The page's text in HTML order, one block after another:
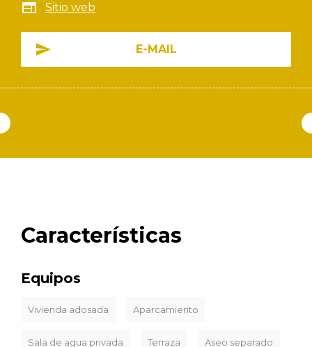
Sitio web
E-MAIL
Características
Equipos
Vivienda adosada Aparcamiento
Sala de agua privada Terraza Aseo separado